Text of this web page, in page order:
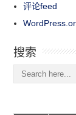
评论feed
搜索